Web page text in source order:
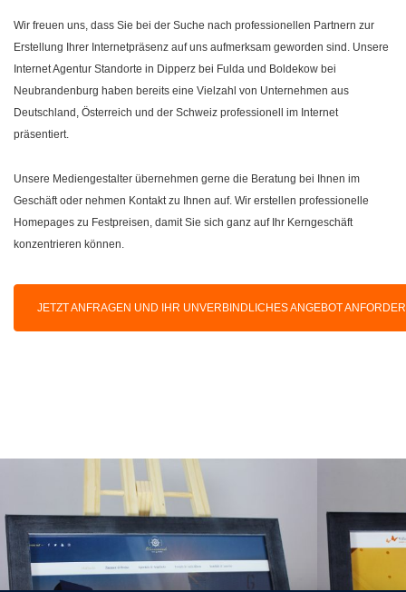
Wir freuen uns, dass Sie bei der Suche nach professionellen Partnern zur
Erstellung Ihrer Internetpräsenz auf uns aufmerksam geworden sind. Unsere
Internet Agentur Standorte in Dipperz bei Fulda und Boldekow bei
Neubrandenburg haben bereits eine Vielzahl von Unternehmen aus
Deutschland, Österreich und der Schweiz professionell im Internet
präsentiert.
Unsere Mediengestalter übernehmen gerne die Beratung bei Ihnen im
Geschäft oder nehmen Kontakt zu Ihnen auf. Wir erstellen professionelle
Homepages zu Festpreisen, damit Sie sich ganz auf Ihr Kerngeschäft
konzentrieren können.
JETZT ANFRAGEN UND IHR UNVERBINDLICHES ANGEBOT